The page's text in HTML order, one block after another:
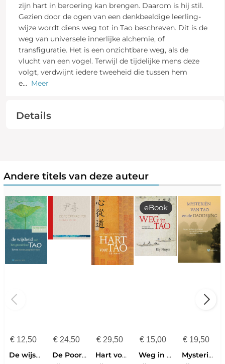
zijn hart in beroering kan brengen. Daarom is hij stil.
Gezien door de ogen van een denkbeeldige leerling-
wijze wordt diens weg tot in Tao beschreven. Dit is de
weg van universele innerlijke alchemie, of
transfiguratie. Het is een onzichtbare weg, als de
vlucht van een vogel. Terwijl de tijdelijke mens deze
volgt, verdwijnt iedere tweeheid die tussen hem
e... Meer
Details
Andere titels van deze auteur
€12,50
De wijsheid van het grondeloze Tao
€24,50
De Poortwachter
€ 29,50
Hart voor Tao
€ 15,00
eBook
Weg in Tao
€ 19,50
Mysteriën van Tao en de Daodejing